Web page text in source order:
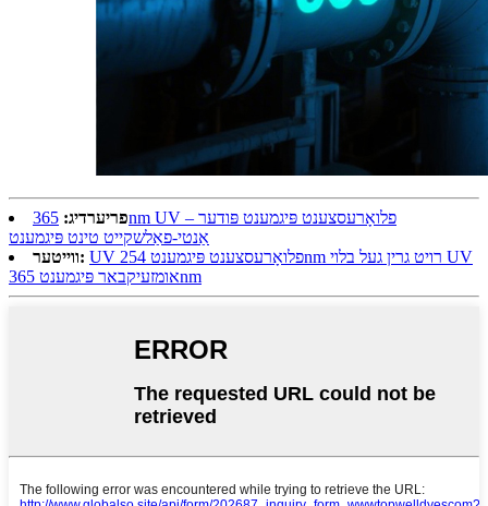
פריערדיג: 365nm UV פלואָרעסצענט פּיגמענט פּודער –
אַנטי-פאַלשקייט טינט פּיגמענט
ווייטער: UV פלואָרעסצענט פּיגמענט 254nm רויט גרין געל בלוי UV
אומזעיקבאר פּיגמענט 365nm